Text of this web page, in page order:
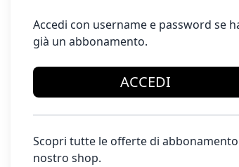
Accedi con username e password se
già un abbonamento.
ACCEDI
Scopri tutte le offerte di
nostro shop.